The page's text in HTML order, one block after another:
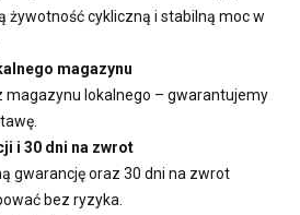
żywotność cykliczną i stabilną moc w
magazynu
magazynu lokalnego – gwarantujemy
i 30 dni na zwrot
gwarancję oraz 30 dni na zwrot
bez ryzyka.